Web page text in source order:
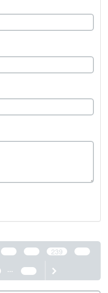
237 238 239
240
... 389